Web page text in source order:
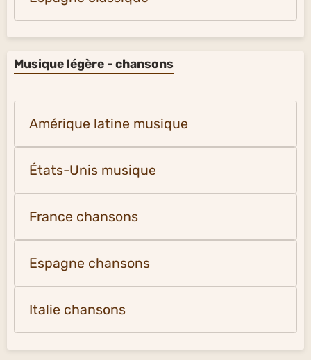
Musique légère - chansons
Amérique latine musique
États-Unis musique
France chansons
Espagne chansons
Italie chansons